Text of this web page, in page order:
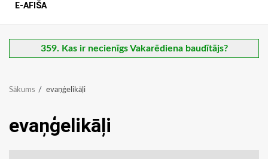
E-AFIŠA
359. Kas ir necienīgs Vakarēdiena baudītājs?
Sākums evaņģelikāļi
evaņģelikāļi